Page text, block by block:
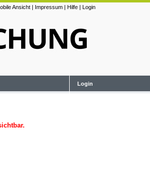
Ansicht | Impressum | Hilfe | Login
Login